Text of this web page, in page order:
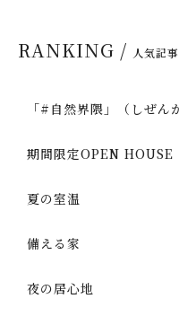
RANKING / 人気記事
「#自然界隈」（しぜん
期間限定OPEN HOUSE
夏の室温
備える家
夜の居心地